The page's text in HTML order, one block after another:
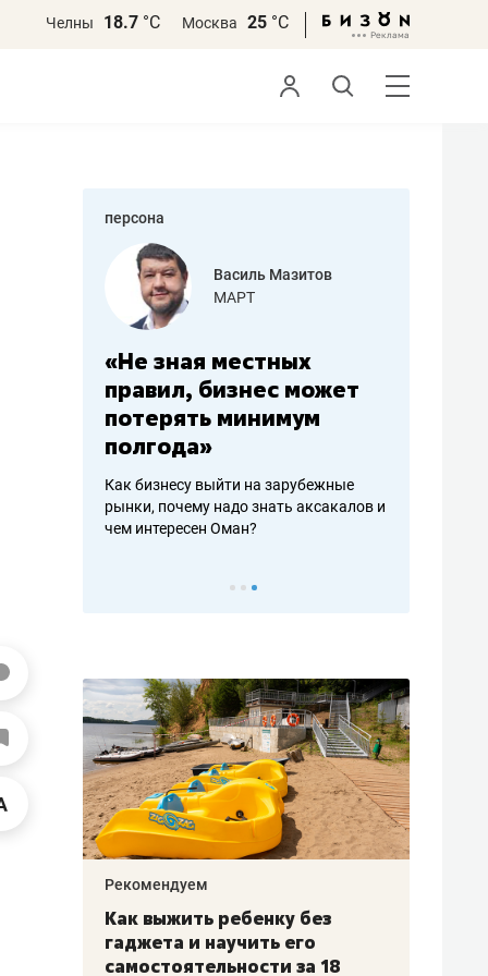
Челны 18.7 °С Москва 25 °С
персона
Василь Мазитов
МАРТ
«Не зная местных
правил, бизнес может
потерять минимум
полгода»
Как бизнесу выйти на зарубежные
рынки, почему надо знать аксакалов и
чем интересен Оман?
–
Рекомендуем
Как выжить ребенку без
гаджета и научить его
самостоятельности за 18